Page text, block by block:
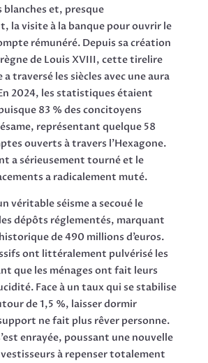
blanches et, presque
la visite à la banque pour ouvrir le
rémunéré. Depuis sa création
règne de Louis XVIII, cette tirelire
traversé les siècles avec une aura
2024, les statistiques étaient
83 % des concitoyens
représentant quelque 58
ouverts à travers l’Hexagone.
a sérieusement tourné et le
a radicalement muté.
véritable séisme a secoué le
dépôts réglementés, marquant
de 490 millions d’euros.
ont littéralement pulvérisé les
que les ménages ont fait leurs
Face à un taux qui se stabilise
de 1,5 %, laisser dormir
ne fait plus rêver personne.
enrayée, poussant une nouvelle
à repenser totalement